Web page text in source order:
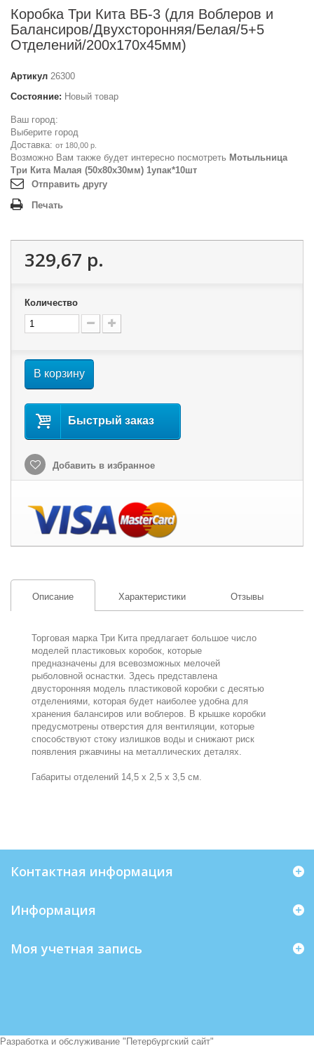
Коробка Три Кита ВБ-3 (для Воблеров и
Балансиров/Двухсторонняя/Белая/5+5
Отделений/200x170x45мм)
Артикул 26300
Состояние: Новый товар
Ваш город:
Выберите город
Доставка: от 180,00 р.
Возможно Вам также будет интересно посмотреть Мотыльница
Три Кита Малая (50x80x30мм) 1упак*10шт
Отправить другу
Печать
329,67 р.
Количество
В корзину
Быстрый заказ
Добавить в избранное
Описание Характеристики Отзывы
Торговая марка Три Кита предлагает большое число
моделей пластиковых коробок, которые
предназначены для всевозможных мелочей
рыболовной оснастки. Здесь представлена
двусторонняя модель пластиковой коробки с десятью
отделениями, которая будет наиболее удобна для
хранения балансиров или воблеров. В крышке коробки
предусмотрены отверстия для вентиляции, которые
способствуют стоку излишков воды и снижают риск
появления ржавчины на металлических деталях.
Габариты отделений 14,5 х 2,5 х 3,5 см.
Контактная информация
Информация
Моя учетная запись
Разработка и обслуживание "Петербургский сайт"